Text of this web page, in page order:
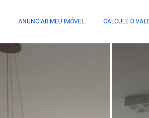
ANUNCIAR MEU IMÓVEL CALCULE O